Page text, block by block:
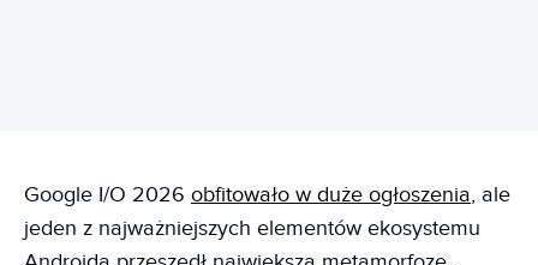
Google I/O 2026 obfitowało w duże ogłoszenia, ale
jeden z najważniejszych elementów ekosystemu